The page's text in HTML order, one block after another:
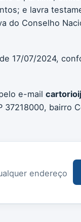
e lavra
do Conselho
17/07/2024,
e-mail
37218000, bairro
endereço